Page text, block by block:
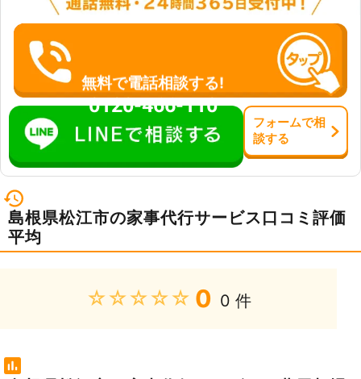
無料で電話相談する!
0120-466-110
フォームで相
談する
島根県松江市の家事代行サービス口コミ評価
平均
★★★★★ 0 0 件